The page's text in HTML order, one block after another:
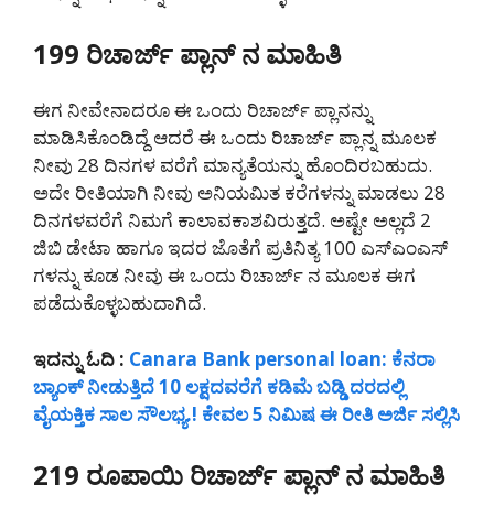
199 ರಿಚಾರ್ಜ್ ಪ್ಲಾನ್ ನ ಮಾಹಿತಿ
ಈಗ ನೀವೇನಾದರೂ ಈ ಒಂದು ರಿಚಾರ್ಜ್ ಪ್ಲಾನನ್ನು
ಮಾಡಿಸಿಕೊಂಡಿದ್ದೆ ಆದರೆ ಈ ಒಂದು ರಿಚಾರ್ಜ್ ಪ್ಲಾನ್ನ ಮೂಲಕ
ನೀವು 28 ದಿನಗಳ ವರೆಗೆ ಮಾನ್ಯತೆಯನ್ನು ಹೊಂದಿರಬಹುದು.
ಅದೇ ರೀತಿಯಾಗಿ ನೀವು ಅನಿಯಮಿತ ಕರೆಗಳನ್ನು ಮಾಡಲು 28
ದಿನಗಳವರೆಗೆ ನಿಮಗೆ ಕಾಲಾವಕಾಶವಿರುತ್ತದೆ. ಅಷ್ಟೇ ಅಲ್ಲದೆ 2
ಜಿಬಿ ಡೇಟಾ ಹಾಗೂ ಇದರ ಜೊತೆಗೆ ಪ್ರತಿನಿತ್ಯ 100 ಎಸ್ಎಂಎಸ್
ಗಳನ್ನು ಕೂಡ ನೀವು ಈ ಒಂದು ರಿಚಾರ್ಜ್ ನ ಮೂಲಕ ಈಗ
ಪಡೆದುಕೊಳ್ಳಬಹುದಾಗಿದೆ.
ಇದನ್ನು ಓದಿ : Canara Bank personal loan: ಕೆನರಾ
ಬ್ಯಾಂಕ್ ನೀಡುತ್ತಿದೆ 10 ಲಕ್ಷದವರೆಗೆ ಕಡಿಮೆ ಬಡ್ಡಿ ದರದಲ್ಲಿ
ವೈಯಕ್ತಿಕ ಸಾಲ ಸೌಲಭ್ಯ.! ಕೇವಲ 5 ನಿಮಿಷ ಈ ರೀತಿ ಅರ್ಜಿ ಸಲ್ಲಿಸಿ
219 ರೂಪಾಯಿ ರಿಚಾರ್ಜ್ ಪ್ಲಾನ್ ನ ಮಾಹಿತಿ